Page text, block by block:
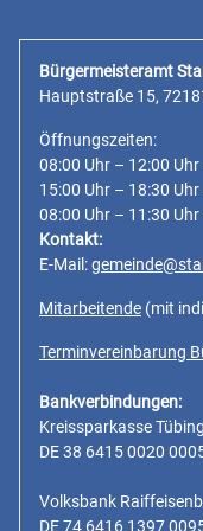
Bürgermeisteramt
Hauptstraße 15,
Öffnungszeiten:
08:00 Uhr – 12:00
15:00 Uhr – 18:30
08:00 Uhr – 11:30
Kontakt:
E-Mail:
Mitarbeitende (mit
Terminvereinbarung
Bankverbindungen:
Kreissparkasse
DE 38 6415 0020
Volksbank
DE 74 6416 1397